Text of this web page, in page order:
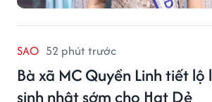
SAO 52 phút trước
Bà xã MC Quyền Linh tiết
sinh nhật sớm cho Hạt Dẻ